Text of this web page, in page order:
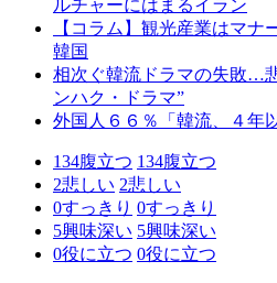
ルチャーにはまるイラン
【コラム】観光産業はマナ
韓国
相次ぐ韓流ドラマの失敗…
ンハク・ドラマ”
外国人６６％「韓流、４年
134腹立つ 134腹立つ
2悲しい 2悲しい
0すっきり 0すっきり
5興味深い 5興味深い
0役に立つ 0役に立つ